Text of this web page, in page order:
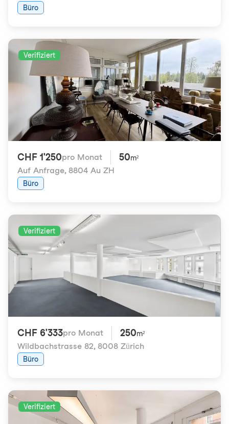
Büro
Verifiziert
CHF 1'250pro Monat 50m²
Auf Anfrage, 8804 Au ZH
Büro
Verifiziert
CHF 6'333pro Monat 250m²
Wildbachstrasse 82, 8008 Zürich
Büro
Verifiziert